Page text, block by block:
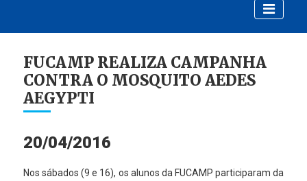
FUCAMP REALIZA CAMPANHA
CONTRA O MOSQUITO AEDES
AEGYPTI
20/04/2016
Nos sábados (9 e 16), os alunos da FUCAMP participaram da